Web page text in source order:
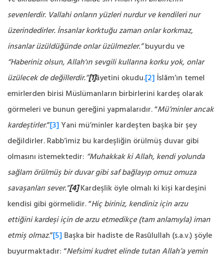
sevenlerdir. Vallahi onların yüzleri nurdur ve kendileri nur
üzerindedirler. İnsanlar korktuğu zaman onlar korkmaz,
insanlar üzüldüğünde onlar üzülmezler.”buyurdu ve
“Haberiniz olsun, Allah'ın sevgili kullarına korku yok, onlar
üzülecek de değillerdir.”[1]âyetini okudu.[2] İslâm’ın temel
emirlerden birisi Müslümanların birbirlerini kardeş olarak
görmeleri ve bunun gereğini yapmalarıdır. “Mü’minler ancak
kardeştirler.”[3] Yani mü’minler kardeşten başka bir şey
değildirler. Rabb’imiz bu kardeşliğin örülmüş duvar gibi
olmasını istemektedir: “Muhakkak ki Allah, kendi yolunda
sağlam örülmüş bir duvar gibi saf bağlayıp omuz omuza
savaşanları sever.”[4]Kardeşlik öyle olmalı ki kişi kardeşini
kendisi gibi görmelidir. “Hiç biriniz, kendiniz için arzu
ettiğini kardeşi için de arzu etmedikçe (tam anlamıyla) iman
etmiş olmaz.”[5] Başka bir hadiste de Rasûlullah (s.a.v.) şöyle
buyurmaktadır: “Nefsimi kudret elinde tutan Allah’a yemin